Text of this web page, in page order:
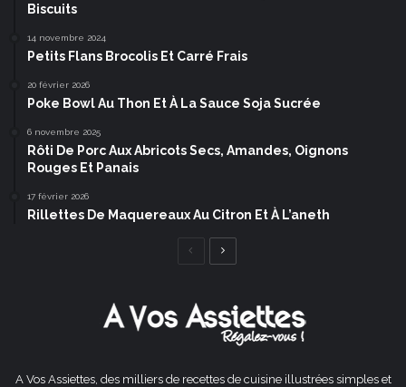
Biscuits
14 novembre 2024
Petits Flans Brocolis Et Carré Frais
20 février 2026
Poke Bowl Au Thon Et À La Sauce Soja Sucrée
6 novembre 2025
Rôti De Porc Aux Abricots Secs, Amandes, Oignons
Rouges Et Panais
17 février 2026
Rillettes De Maquereaux Au Citron Et À L’aneth
Page
A Vos Assiettes, des milliers de recettes de cuisine illustrées simples et